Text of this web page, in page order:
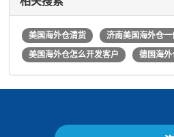
美国海外仓清货 济南美国海外仓
美国海外仓怎么开发客户
德国海外